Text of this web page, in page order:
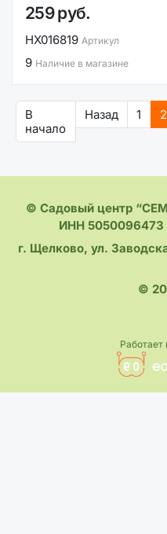
259 руб.
НХ016819 Артикул
9 Наличие в магазине
В
начало
Назад 1 2
© Садовый центр
ИНН 5050096473
г. Щелково, ул.
©
Работает